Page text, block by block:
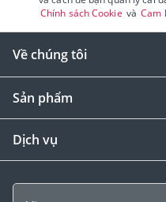
Chính sách Cookie và Cam
Về chúng tôi
Sản phẩm
Dịch vụ